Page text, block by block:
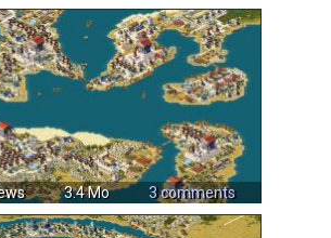
3.4 Mo 3 comments